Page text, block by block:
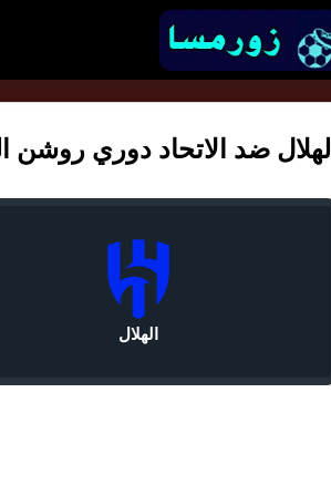
الهلال ضد الاتحاد دوري روشن
الهلال